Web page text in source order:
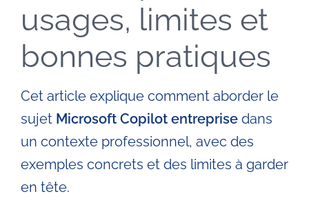
Blog
Contact
Devenir formateur
usages, limites et
bonnes pratiques
Cet article explique comment aborder le
sujet Microsoft Copilot entreprise dans
un contexte professionnel, avec des
exemples concrets et des limites à garder
en tête.